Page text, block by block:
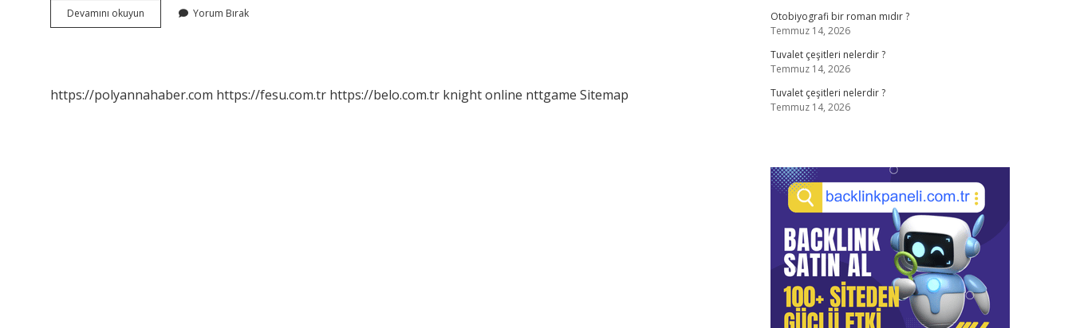
Devamını okuyun
Çiçekli
Yorum Bırak
https://polyannahaber.com https://fesu.com.tr https://belo.com.tr knight online nttgame Sitemap
Otobiyografi bir roman mıdır ?
Temmuz 14, 2026
Tuvalet çeşitleri nelerdir ?
Temmuz 14, 2026
Tuvalet çeşitleri nelerdir ?
Temmuz 14, 2026